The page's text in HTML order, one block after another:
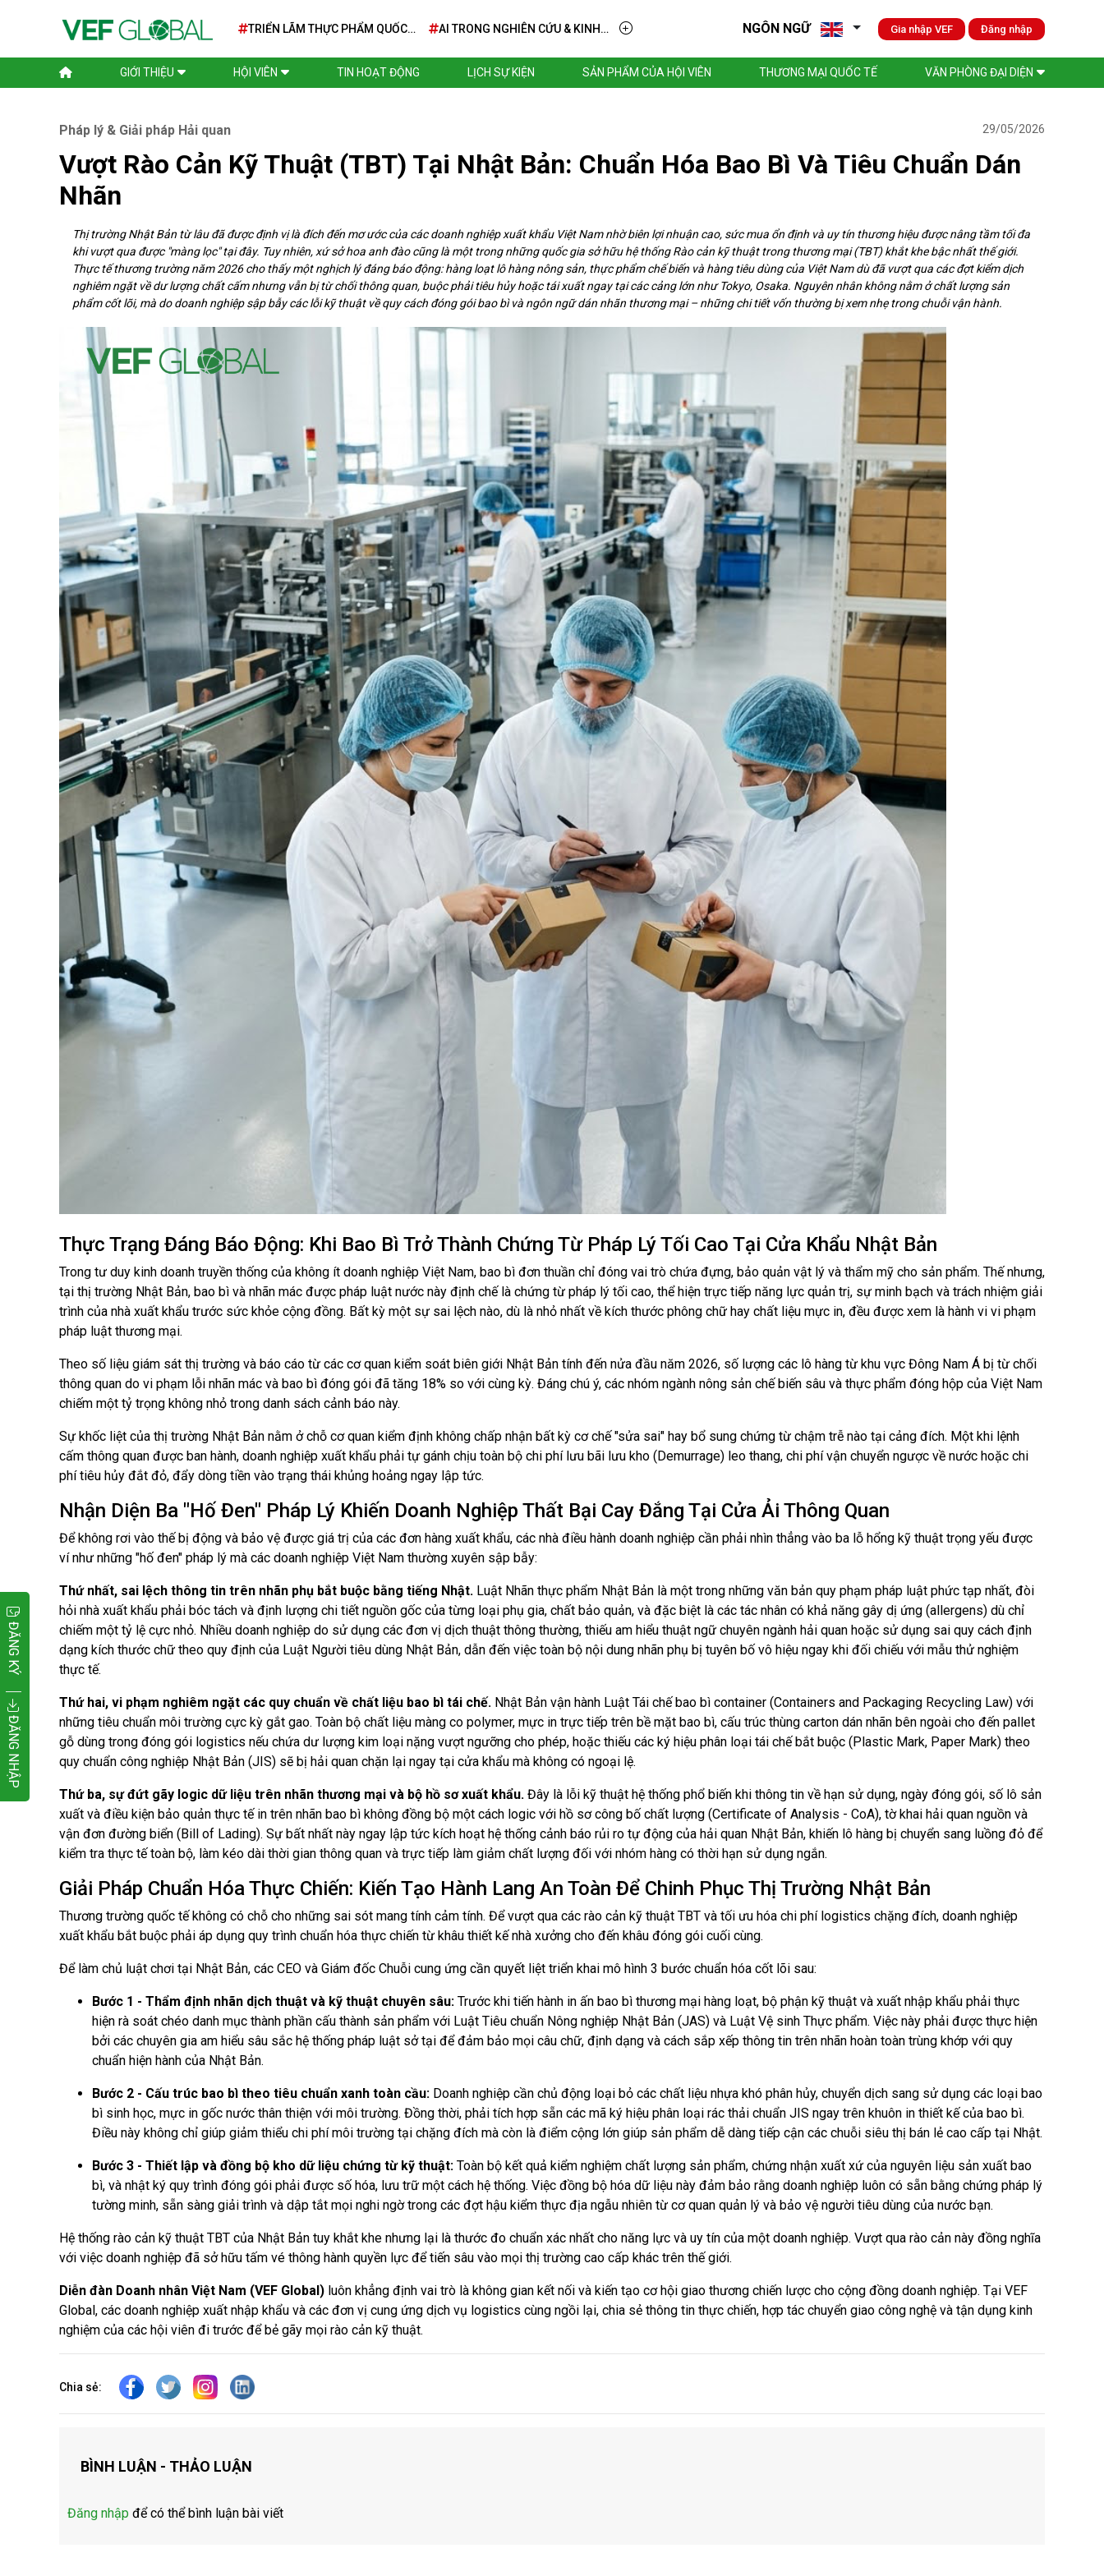
TRIỂN LÃM THỰC PHẨM QUỐC
AI TRONG NGHIÊN CỨU & KINH
TRIỂN KHAI THỰC TIỄN
NGÔN NGỮ Gia nhập VEF Đăng nhập
GIỚI THIỆU HỘI VIÊN TIN HOẠT ĐỘNG LỊCH SỰ KIỆN SẢN PHẨM CỦA HỘI VIÊN THƯƠNG MẠI QUỐC TẾ VĂN PHÒNG ĐẠI DIỆN
Pháp lý & Giải pháp Hải quan 29/05/2026
Vượt Rào Cản Kỹ Thuật (TBT) Tại Nhật Bản: Chuẩn Hóa Bao Bì Và Tiêu Chuẩn Dán
Nhãn
Thị trường Nhật Bản từ lâu đã được định vị là đích đến mơ ước của các doanh nghiệp xuất khẩu Việt Nam nhờ biên lợi nhuận cao, sức mua ổn định và uy tín thương hiệu được nâng tầm tối đa
khi vượt qua được "màng lọc" tại đây. Tuy nhiên, xứ sở hoa anh đào cũng là một trong những quốc gia sở hữu hệ thống Rào cản kỹ thuật trong thương mại (TBT) khắt khe bậc nhất thế giới.
Thực tế thương trường năm 2026 cho thấy một nghịch lý đáng báo động: hàng loạt lô hàng nông sản, thực phẩm chế biến và hàng tiêu dùng của Việt Nam dù đã vượt qua các đợt kiểm dịch
nghiêm ngặt về dư lượng chất cấm nhưng vẫn bị từ chối thông quan, buộc phải tiêu hủy hoặc tái xuất ngay tại các cảng lớn như Tokyo, Osaka. Nguyên nhân không nằm ở chất lượng sản
phẩm cốt lõi, mà do doanh nghiệp sập bẫy các lỗi kỹ thuật về quy cách đóng gói bao bì và ngôn ngữ dán nhãn thương mại – những chi tiết vốn thường bị xem nhẹ trong chuỗi vận hành.
Thực Trạng Đáng Báo Động: Khi Bao Bì Trở Thành Chứng Từ Pháp Lý Tối Cao Tại Cửa Khẩu Nhật Bản
Trong tư duy kinh doanh truyền thống của không ít doanh nghiệp Việt Nam, bao bì đơn thuần chỉ đóng vai trò chứa đựng, bảo quản vật lý và thẩm mỹ cho sản phẩm. Thế nhưng,
tại thị trường Nhật Bản, bao bì và nhãn mác được pháp luật nước này định chế là chứng từ pháp lý tối cao, thể hiện trực tiếp năng lực quản trị, sự minh bạch và trách nhiệm giải
trình của nhà xuất khẩu trước sức khỏe cộng đồng. Bất kỳ một sự sai lệch nào, dù là nhỏ nhất về kích thước phông chữ hay chất liệu mực in, đều được xem là hành vi vi phạm
pháp luật thương mại.
Theo số liệu giám sát thị trường và báo cáo từ các cơ quan kiểm soát biên giới Nhật Bản tính đến nửa đầu năm 2026, số lượng các lô hàng từ khu vực Đông Nam Á bị từ chối
thông quan do vi phạm lỗi nhãn mác và bao bì đóng gói đã tăng 18% so với cùng kỳ. Đáng chú ý, các nhóm ngành nông sản chế biến sâu và thực phẩm đóng hộp của Việt Nam
chiếm một tỷ trọng không nhỏ trong danh sách cảnh báo này.
Sự khốc liệt của thị trường Nhật Bản nằm ở chỗ cơ quan kiểm định không chấp nhận bất kỳ cơ chế "sửa sai" hay bổ sung chứng từ chậm trễ nào tại cảng đích. Một khi lệnh
cấm thông quan được ban hành, doanh nghiệp xuất khẩu phải tự gánh chịu toàn bộ chi phí lưu bãi lưu kho (Demurrage) leo thang, chi phí vận chuyển ngược về nước hoặc chi
phí tiêu hủy đắt đỏ, đẩy dòng tiền vào trạng thái khủng hoảng ngay lập tức.
Nhận Diện Ba "Hố Đen" Pháp Lý Khiến Doanh Nghiệp Thất Bại Cay Đắng Tại Cửa Ải Thông Quan
Để không rơi vào thế bị động và bảo vệ được giá trị của các đơn hàng xuất khẩu, các nhà điều hành doanh nghiệp cần phải nhìn thẳng vào ba lỗ hổng kỹ thuật trọng yếu được
ví như những "hố đen" pháp lý mà các doanh nghiệp Việt Nam thường xuyên sập bẫy:
Thứ nhất, sai lệch thông tin trên nhãn phụ bắt buộc bằng tiếng Nhật. Luật Nhãn thực phẩm Nhật Bản là một trong những văn bản quy phạm pháp luật phức tạp nhất, đòi
hỏi nhà xuất khẩu phải bóc tách và định lượng chi tiết nguồn gốc của từng loại phụ gia, chất bảo quản, và đặc biệt là các tác nhân có khả năng gây dị ứng (allergens) dù chỉ
chiếm một tỷ lệ cực nhỏ. Nhiều doanh nghiệp do sử dụng các đơn vị dịch thuật thông thường, thiếu am hiểu thuật ngữ chuyên ngành hải quan hoặc sử dụng sai quy cách định
dạng kích thước chữ theo quy định của Luật Người tiêu dùng Nhật Bản, dẫn đến việc toàn bộ nội dung nhãn phụ bị tuyên bố vô hiệu ngay khi đối chiếu với mẫu thử nghiệm
thực tế.
Thứ hai, vi phạm nghiêm ngặt các quy chuẩn về chất liệu bao bì tái chế. Nhật Bản vận hành Luật Tái chế bao bì container (Containers and Packaging Recycling Law) với
những tiêu chuẩn môi trường cực kỳ gắt gao. Toàn bộ chất liệu màng co polymer, mực in trực tiếp trên bề mặt bao bì, cấu trúc thùng carton dán nhãn bên ngoài cho đến pallet
gỗ dùng trong đóng gói logistics nếu chứa dư lượng kim loại nặng vượt ngưỡng cho phép, hoặc thiếu các ký hiệu phân loại tái chế bắt buộc (Plastic Mark, Paper Mark) theo
quy chuẩn công nghiệp Nhật Bản (JIS) sẽ bị hải quan chặn lại ngay tại cửa khẩu mà không có ngoại lệ.
Thứ ba, sự đứt gãy logic dữ liệu trên nhãn thương mại và bộ hồ sơ xuất khẩu. Đây là lỗi kỹ thuật hệ thống phổ biến khi thông tin về hạn sử dụng, ngày đóng gói, số lô sản
xuất và điều kiện bảo quản thực tế in trên nhãn bao bì không đồng bộ một cách logic với hồ sơ công bố chất lượng (Certificate of Analysis - CoA), tờ khai hải quan nguồn và
vận đơn đường biển (Bill of Lading). Sự bất nhất này ngay lập tức kích hoạt hệ thống cảnh báo rủi ro tự động của hải quan Nhật Bản, khiến lô hàng bị chuyển sang luồng đỏ để
kiểm tra thực tế toàn bộ, làm kéo dài thời gian thông quan và trực tiếp làm giảm chất lượng đối với nhóm hàng có thời hạn sử dụng ngắn.
Giải Pháp Chuẩn Hóa Thực Chiến: Kiến Tạo Hành Lang An Toàn Để Chinh Phục Thị Trường Nhật Bản
Thương trường quốc tế không có chỗ cho những sai sót mang tính cảm tính. Để vượt qua các rào cản kỹ thuật TBT và tối ưu hóa chi phí logistics chặng đích, doanh nghiệp
xuất khẩu bắt buộc phải áp dụng quy trình chuẩn hóa thực chiến từ khâu thiết kế nhà xưởng cho đến khâu đóng gói cuối cùng.
Để làm chủ luật chơi tại Nhật Bản, các CEO và Giám đốc Chuỗi cung ứng cần quyết liệt triển khai mô hình 3 bước chuẩn hóa cốt lõi sau:
Bước 1 - Thẩm định nhãn dịch thuật và kỹ thuật chuyên sâu: Trước khi tiến hành in ấn bao bì thương mại hàng loạt, bộ phận kỹ thuật và xuất nhập khẩu phải thực
hiện rà soát chéo danh mục thành phần cấu thành sản phẩm với Luật Tiêu chuẩn Nông nghiệp Nhật Bản (JAS) và Luật Vệ sinh Thực phẩm. Việc này phải được thực hiện
bởi các chuyên gia am hiểu sâu sắc hệ thống pháp luật sở tại để đảm bảo mọi câu chữ, định dạng và cách sắp xếp thông tin trên nhãn hoàn toàn trùng khớp với quy
chuẩn hiện hành của Nhật Bản.
Bước 2 - Cấu trúc bao bì theo tiêu chuẩn xanh toàn cầu: Doanh nghiệp cần chủ động loại bỏ các chất liệu nhựa khó phân hủy, chuyển dịch sang sử dụng các loại bao
bì sinh học, mực in gốc nước thân thiện với môi trường. Đồng thời, phải tích hợp sẵn các mã ký hiệu phân loại rác thải chuẩn JIS ngay trên khuôn in thiết kế của bao bì.
Điều này không chỉ giúp giảm thiểu chi phí môi trường tại chặng đích mà còn là điểm cộng lớn giúp sản phẩm dễ dàng tiếp cận các chuỗi siêu thị bán lẻ cao cấp tại Nhật.
Bước 3 - Thiết lập và đồng bộ kho dữ liệu chứng từ kỹ thuật: Toàn bộ kết quả kiểm nghiệm chất lượng sản phẩm, chứng nhận xuất xứ của nguyên liệu sản xuất bao
bì, và nhật ký quy trình đóng gói phải được số hóa, lưu trữ một cách hệ thống. Việc đồng bộ hóa dữ liệu này đảm bảo rằng doanh nghiệp luôn có sẵn bằng chứng pháp lý
tường minh, sẵn sàng giải trình và dập tắt mọi nghi ngờ trong các đợt hậu kiểm thực địa ngẫu nhiên từ cơ quan quản lý và bảo vệ người tiêu dùng của nước bạn.
Hệ thống rào cản kỹ thuật TBT của Nhật Bản tuy khắt khe nhưng lại là thước đo chuẩn xác nhất cho năng lực và uy tín của một doanh nghiệp. Vượt qua rào cản này đồng nghĩa
với việc doanh nghiệp đã sở hữu tấm vé thông hành quyền lực để tiến sâu vào mọi thị trường cao cấp khác trên thế giới.
Diễn đàn Doanh nhân Việt Nam (VEF Global) luôn khẳng định vai trò là không gian kết nối và kiến tạo cơ hội giao thương chiến lược cho cộng đồng doanh nghiệp. Tại VEF
Global, các doanh nghiệp xuất nhập khẩu và các đơn vị cung ứng dịch vụ logistics cùng ngồi lại, chia sẻ thông tin thực chiến, hợp tác chuyển giao công nghệ và tận dụng kinh
nghiệm của các hội viên đi trước để bẻ gãy mọi rào cản kỹ thuật.
Chia sẻ:
BÌNH LUẬN - THẢO LUẬN
Đăng nhập để có thể bình luận bài viết
ĐĂNG KÝ
ĐĂNG NHẬP